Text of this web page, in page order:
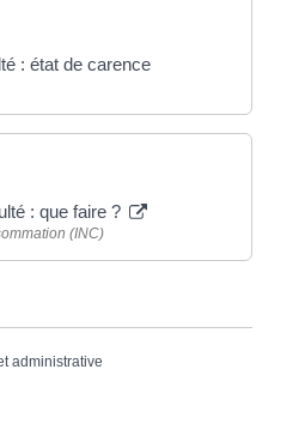
: état de carence
: que faire ?
(INC)
administrative